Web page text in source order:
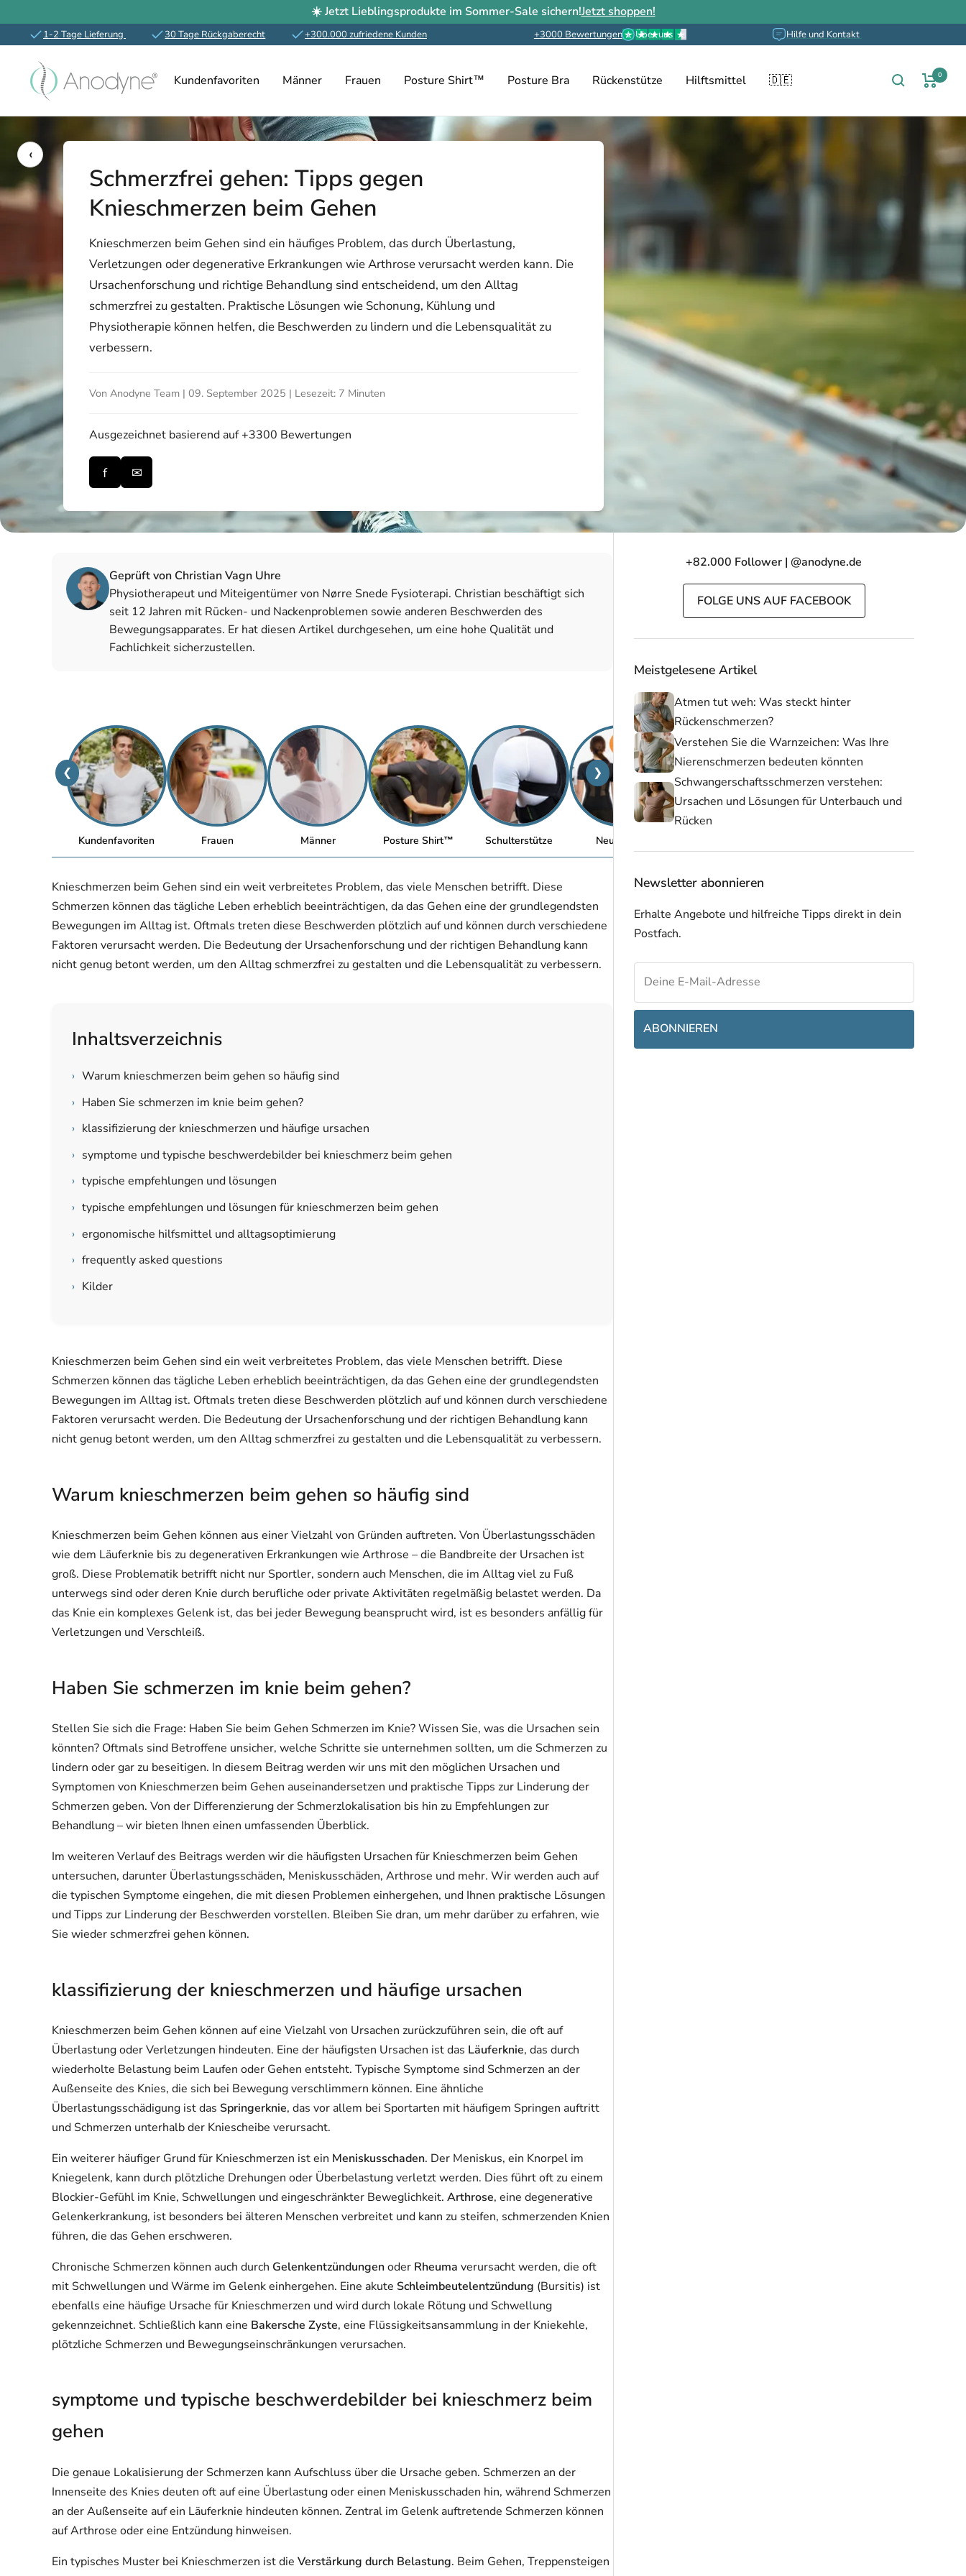
☀️ Jetzt Lieblingsprodukte im Sommer-Sale sichern!Jetzt shoppen!
1-2 Tage Lieferung 30 Tage Rückgaberecht +300.000 zufriedene Kunden +3000 Bewertungen Über uns Hilfe und Kontakt
Kundenfavoriten Männer Frauen Posture Shirt™ Posture Bra Rückenstütze Hilftsmittel 🇩🇪
Anodyne-
shop.de
0
‹
Schmerzfrei gehen: Tipps gegen
Knieschmerzen beim Gehen
Knieschmerzen beim Gehen sind ein häufiges Problem, das durch Überlastung,
Verletzungen oder degenerative Erkrankungen wie Arthrose verursacht werden kann. Die
Ursachenforschung und richtige Behandlung sind entscheidend, um den Alltag
schmerzfrei zu gestalten. Praktische Lösungen wie Schonung, Kühlung und
Physiotherapie können helfen, die Beschwerden zu lindern und die Lebensqualität zu
verbessern.
Von Anodyne Team | 09. September 2025 | Lesezeit: 7 Minuten
Ausgezeichnet basierend auf +3300 Bewertungen
f ✉
Geprüft von Christian Vagn Uhre
Physiotherapeut und Miteigentümer von Nørre Snede Fysioterapi. Christian beschäftigt sich
seit 12 Jahren mit Rücken- und Nackenproblemen sowie anderen Beschwerden des
Bewegungsapparates. Er hat diesen Artikel durchgesehen, um eine hohe Qualität und
Fachlichkeit sicherzustellen.
❮ ❯
Kundenfavoriten Frauen Männer Posture Shirt™ Schulterstütze Neuheiten
Knieschmerzen beim Gehen sind ein weit verbreitetes Problem, das viele Menschen betrifft. Diese
Schmerzen können das tägliche Leben erheblich beeinträchtigen, da das Gehen eine der grundlegendsten
Bewegungen im Alltag ist. Oftmals treten diese Beschwerden plötzlich auf und können durch verschiedene
Faktoren verursacht werden. Die Bedeutung der Ursachenforschung und der richtigen Behandlung kann
nicht genug betont werden, um den Alltag schmerzfrei zu gestalten und die Lebensqualität zu verbessern.
Inhaltsverzeichnis
› Warum knieschmerzen beim gehen so häufig sind
› Haben Sie schmerzen im knie beim gehen?
› klassifizierung der knieschmerzen und häufige ursachen
› symptome und typische beschwerdebilder bei knieschmerz beim gehen
› typische empfehlungen und lösungen
› typische empfehlungen und lösungen für knieschmerzen beim gehen
› ergonomische hilfsmittel und alltagsoptimierung
› frequently asked questions
› Kilder
Knieschmerzen beim Gehen sind ein weit verbreitetes Problem, das viele Menschen betrifft. Diese
Schmerzen können das tägliche Leben erheblich beeinträchtigen, da das Gehen eine der grundlegendsten
Bewegungen im Alltag ist. Oftmals treten diese Beschwerden plötzlich auf und können durch verschiedene
Faktoren verursacht werden. Die Bedeutung der Ursachenforschung und der richtigen Behandlung kann
nicht genug betont werden, um den Alltag schmerzfrei zu gestalten und die Lebensqualität zu verbessern.
Warum knieschmerzen beim gehen so häufig sind
Knieschmerzen beim Gehen können aus einer Vielzahl von Gründen auftreten. Von Überlastungsschäden
wie dem Läuferknie bis zu degenerativen Erkrankungen wie Arthrose – die Bandbreite der Ursachen ist
groß. Diese Problematik betrifft nicht nur Sportler, sondern auch Menschen, die im Alltag viel zu Fuß
unterwegs sind oder deren Knie durch berufliche oder private Aktivitäten regelmäßig belastet werden. Da
das Knie ein komplexes Gelenk ist, das bei jeder Bewegung beansprucht wird, ist es besonders anfällig für
Verletzungen und Verschleiß.
Haben Sie schmerzen im knie beim gehen?
Stellen Sie sich die Frage: Haben Sie beim Gehen Schmerzen im Knie? Wissen Sie, was die Ursachen sein
könnten? Oftmals sind Betroffene unsicher, welche Schritte sie unternehmen sollten, um die Schmerzen zu
lindern oder gar zu beseitigen. In diesem Beitrag werden wir uns mit den möglichen Ursachen und
Symptomen von Knieschmerzen beim Gehen auseinandersetzen und praktische Tipps zur Linderung der
Schmerzen geben. Von der Differenzierung der Schmerzlokalisation bis hin zu Empfehlungen zur
Behandlung – wir bieten Ihnen einen umfassenden Überblick.
Im weiteren Verlauf des Beitrags werden wir die häufigsten Ursachen für Knieschmerzen beim Gehen
untersuchen, darunter Überlastungsschäden, Meniskusschäden, Arthrose und mehr. Wir werden auch auf
die typischen Symptome eingehen, die mit diesen Problemen einhergehen, und Ihnen praktische Lösungen
und Tipps zur Linderung der Beschwerden vorstellen. Bleiben Sie dran, um mehr darüber zu erfahren, wie
Sie wieder schmerzfrei gehen können.
klassifizierung der knieschmerzen und häufige ursachen
Knieschmerzen beim Gehen können auf eine Vielzahl von Ursachen zurückzuführen sein, die oft auf
Überlastung oder Verletzungen hindeuten. Eine der häufigsten Ursachen ist das Läuferknie, das durch
wiederholte Belastung beim Laufen oder Gehen entsteht. Typische Symptome sind Schmerzen an der
Außenseite des Knies, die sich bei Bewegung verschlimmern können. Eine ähnliche
Überlastungsschädigung ist das Springerknie, das vor allem bei Sportarten mit häufigem Springen auftritt
und Schmerzen unterhalb der Kniescheibe verursacht.
Ein weiterer häufiger Grund für Knieschmerzen ist ein Meniskusschaden. Der Meniskus, ein Knorpel im
Kniegelenk, kann durch plötzliche Drehungen oder Überbelastung verletzt werden. Dies führt oft zu einem
Blockier-Gefühl im Knie, Schwellungen und eingeschränkter Beweglichkeit. Arthrose, eine degenerative
Gelenkerkrankung, ist besonders bei älteren Menschen verbreitet und kann zu steifen, schmerzenden Knien
führen, die das Gehen erschweren.
Chronische Schmerzen können auch durch Gelenkentzündungenoder Rheuma verursacht werden, die oft
mit Schwellungen und Wärme im Gelenk einhergehen. Eine akute Schleimbeutelentzündung (Bursitis) ist
ebenfalls eine häufige Ursache für Knieschmerzen und wird durch lokale Rötung und Schwellung
gekennzeichnet. Schließlich kann eine Bakersche Zyste, eine Flüssigkeitsansammlung in der Kniekehle,
plötzliche Schmerzen und Bewegungseinschränkungen verursachen.
symptome und typische beschwerdebilder bei knieschmerz beim
gehen
Die genaue Lokalisierung der Schmerzen kann Aufschluss über die Ursache geben. Schmerzen an der
Innenseite des Knies deuten oft auf eine Überlastung oder einen Meniskusschaden hin, während Schmerzen
an der Außenseite auf ein Läuferknie hindeuten können. Zentral im Gelenk auftretende Schmerzen können
auf Arthrose oder eine Entzündung hinweisen.
Ein typisches Muster bei Knieschmerzen ist die Verstärkung durch Belastung. Beim Gehen, Treppensteigen
+82.000 Follower | @anodyne.de
FOLGE UNS AUF FACEBOOK
Meistgelesene Artikel
Atmen tut weh: Was steckt hinter
Rückenschmerzen?
Verstehen Sie die Warnzeichen: Was Ihre
Nierenschmerzen bedeuten könnten
Schwangerschaftsschmerzen verstehen:
Ursachen und Lösungen für Unterbauch und
Rücken
Newsletter abonnieren
Erhalte Angebote und hilfreiche Tipps direkt in dein
Postfach.
ABONNIEREN